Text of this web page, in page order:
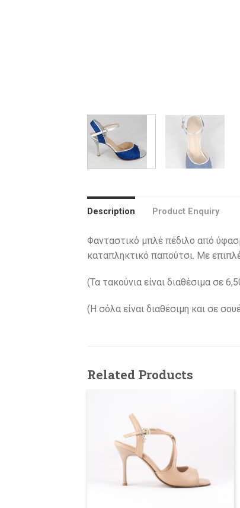
Description Product Enquiry
Φανταστικό μπλέ πέδιλο από
καταπληκτικό παπούτσι. Με
(Τα τακούνια είναι διαθέσιμα σε
(H σόλα είναι διαθέσιμη και σε
Related Products